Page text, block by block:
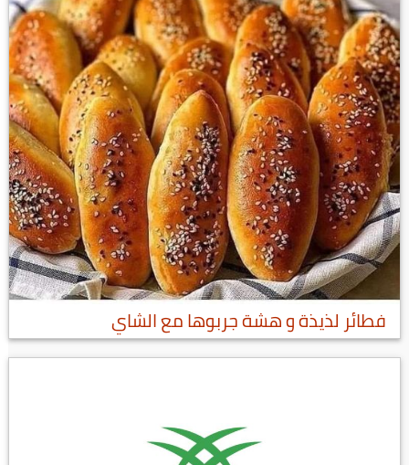
فطائر لذيذة و هشة جربوها مع الشاي